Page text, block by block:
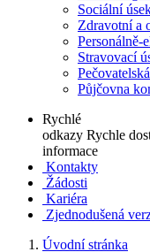
Sociální
Zdravotní a
Personálně-
Stravovací
Půjčovna
Rychlé
odkazy Rychle
informace
Kontakty
Žádosti
Kariéra
Zjednodušená
Úvodní stránka